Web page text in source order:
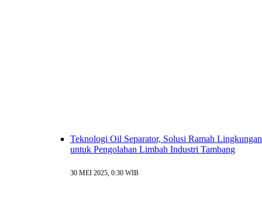
Teknologi Oil Separator, Solusi Ramah Lingkungan
untuk Pengolahan Limbah Industri Tambang
30 MEI 2025, 0:30 WIB